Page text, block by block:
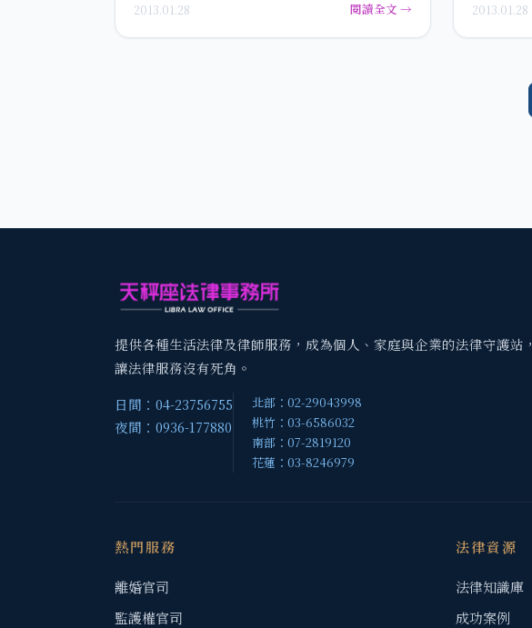
2013.01.28 閱讀全文 → 2013.01.28
提供各種生活法律及律師服務，成為個人、家庭與企業的法律守護站，
讓法律服務沒有死角。
日間：04-23756755
夜間：0936-177880
北部：02-29043998
桃竹：03-6586032
南部：07-2819120
花蓮：03-8246979
熱門服務
離婚官司
監護權官司
法律資源
法律知識庫
成功案例